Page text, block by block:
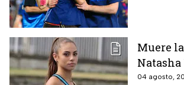
Muere
Natasha
04 agosto,